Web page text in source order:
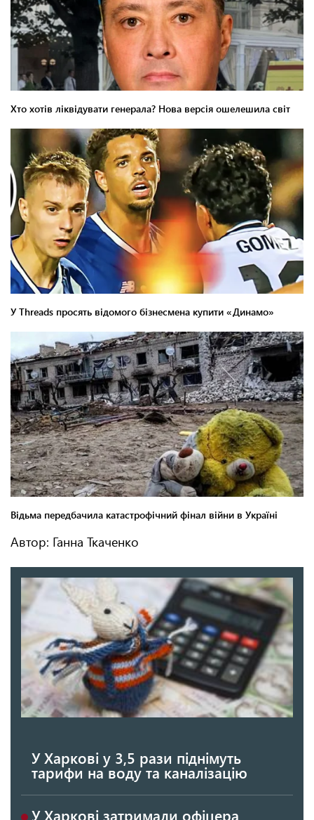
Автор: Ганна Ткаченко
У Харкові у 3,5 рази піднімуть
тарифи на воду та каналізацію
У Харкові затримали офіцера